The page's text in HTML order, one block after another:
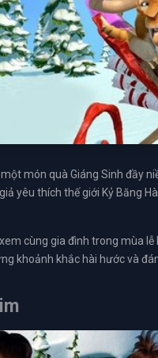
món quà Giáng Sinh đầy
yêu thích thế giới Kỷ Băng
cùng gia đình trong mùa lễ
khoảnh khắc hài hước và